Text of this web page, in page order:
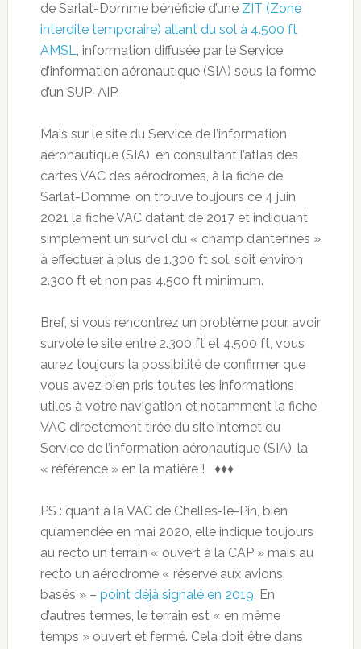
de Sarlat-Domme bénéficie d’une ZIT (Zone
interdite temporaire) allant du sol à 4.500 ft
AMSL, information diffusée par le Service
d’information aéronautique (SIA) sous la forme
d’un SUP-AIP.
Mais sur le site du Service de l’information
aéronautique (SIA), en consultant l’atlas des
cartes VAC des aérodromes, à la fiche de
Sarlat-Domme, on trouve toujours ce 4 juin
2021 la fiche VAC datant de 2017 et indiquant
simplement un survol du « champ d’antennes »
à effectuer à plus de 1.300 ft sol, soit environ
2.300 ft et non pas 4.500 ft minimum.
Bref, si vous rencontrez un problème pour avoir
survolé le site entre 2.300 ft et 4.500 ft, vous
aurez toujours la possibilité de confirmer que
vous avez bien pris toutes les informations
utiles à votre navigation et notamment la fiche
VAC directement tirée du site internet du
Service de l’information aéronautique (SIA), la
« référence » en la matière ! ♦♦♦
PS : quant à la VAC de Chelles-le-Pin, bien
qu’amendée en mai 2020, elle indique toujours
au recto un terrain « ouvert à la CAP » mais au
recto un aérodrome « réservé aux avions
basés » – point déjà signalé en 2019. En
d’autres termes, le terrain est « en même
temps » ouvert et fermé. Cela doit être dans